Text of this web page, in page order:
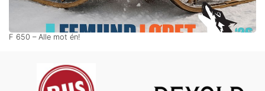
F 650 – Alle mot én!